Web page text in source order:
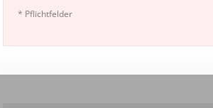
* Pflichtfelder